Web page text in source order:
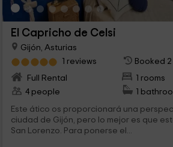
El Capricho de Celsi
Gijón, Asturias
1 reviews
Booked
Full Rental
1 rooms
4 people
1
Este ático os proporcionará una
ciudad de Gijón, pero lo mejor es que
San Lorenzo. Para ponerse el...